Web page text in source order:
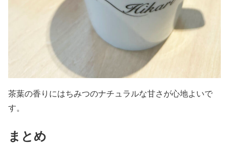
茶葉の香りにはちみつのナチュラルな甘さが心地よいで
す。
まとめ